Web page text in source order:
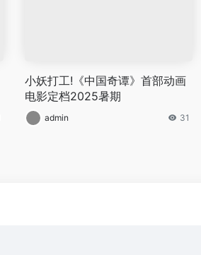
小妖打工!《中国奇谭》首部动画
电影定档2025暑期
admin 31